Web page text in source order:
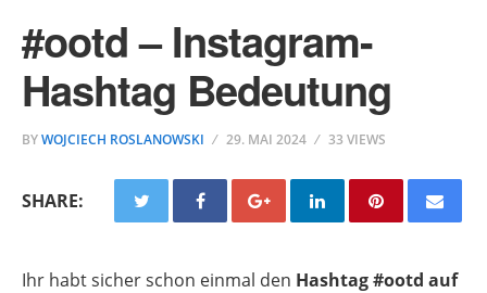
#ootd – Instagram-
Hashtag Bedeutung
BYWOJCIECH ROSLANOWSKI 29. MAI 2024 33 VIEWS
SHARE:
Ihr habt sicher schon einmal den Hashtag #ootd auf